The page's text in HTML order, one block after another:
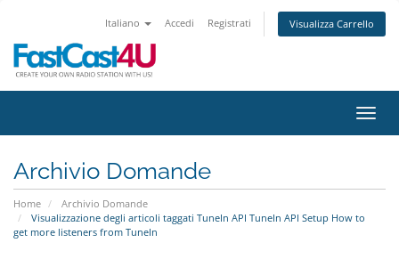
Italiano Accedi Registrati Visualizza Carrello
Archivio Domande
Home
Archivio Domande
Visualizzazione degli articoli taggati TuneIn API TuneIn API Setup How to
get more listeners from TuneIn